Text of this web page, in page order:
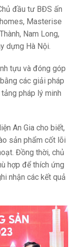
đầu tư BĐS ấn
Masterise
Nam Long,
dựng Hà Nội.
tựu và đóng góp
các giải pháp
pháp lý minh
An Gia cho biết,
sản phẩm cốt lõi
Đồng thời, chủ
hợp để thích ứng
nhận các kết quả